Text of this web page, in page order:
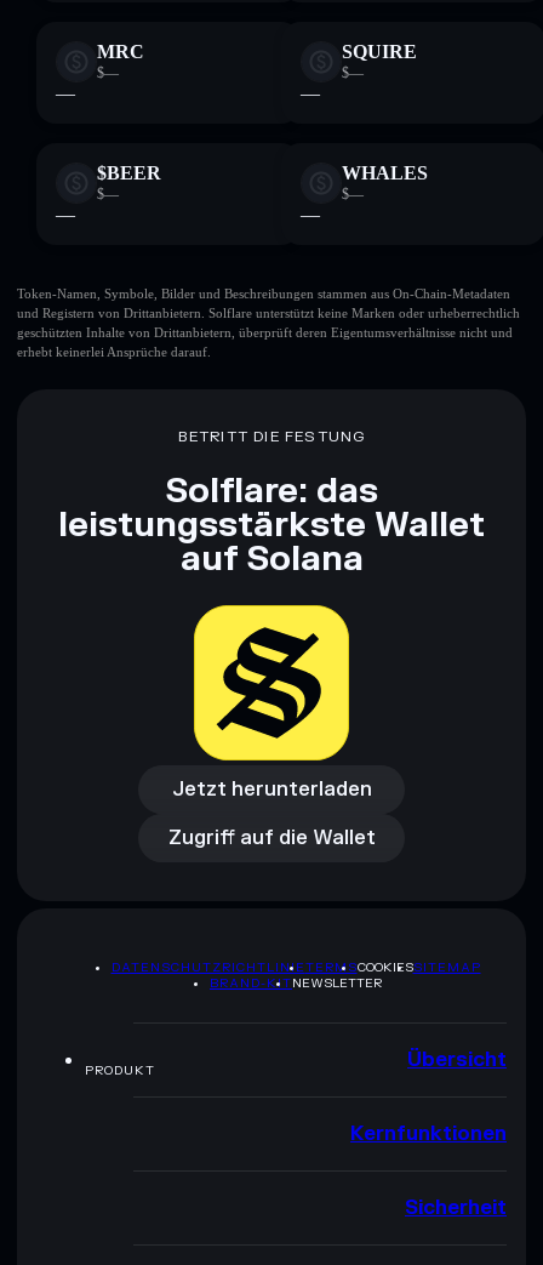
MRC
$—
—
SQUIRE
$—
—
$BEER
$—
—
WHALES
$—
—
Token-Namen, Symbole, Bilder und Beschreibungen stammen aus On-Chain-Metadaten
und Registern von Drittanbietern. Solflare unterstützt keine Marken oder urheberrechtlich
geschützten Inhalte von Drittanbietern, überprüft deren Eigentumsverhältnisse nicht und
erhebt keinerlei Ansprüche darauf.
BETRITT DIE FESTUNG
Solflare: das
leistungsstärkste Wallet
auf Solana
Jetzt herunterladen
Jetzt herunterladen
Zugriff auf die Wallet
Zugriff auf die Wallet
DATENSCHUTZRICHTLINIETERMSCOOKIESSITEMAP
BRAND-KITNEWSLETTER
PRODUKT Übersicht
Kernfunktionen
Sicherheit